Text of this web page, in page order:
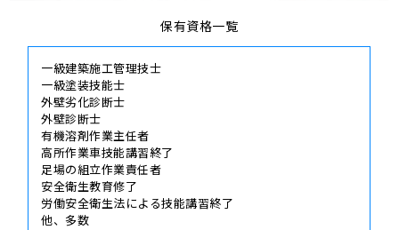
保有資格一覧
一級建築施工管理技士
一級塗装技能士
外壁劣化診断士
外壁診断士
有機溶剤作業主任者
高所作業車技能講習終了
足場の組立作業責任者
安全衛生教育修了
労働安全衛生法による技能講習終了
他、多数